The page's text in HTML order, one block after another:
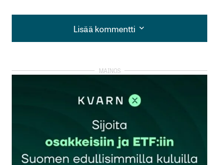
Lisää kommentti
Lisää kommentti
kirjautua
rekisteröityä